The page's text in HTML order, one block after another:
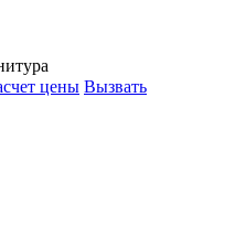
цены Вызвать